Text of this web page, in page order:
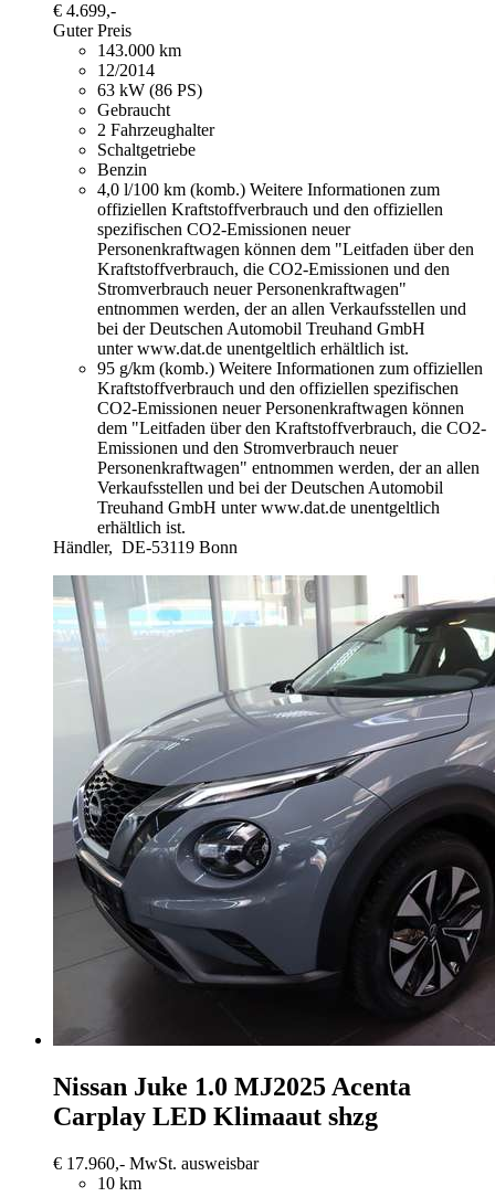
€ 4.699,-
Guter Preis
143.000 km
12/2014
63 kW (86 PS)
Gebraucht
2 Fahrzeughalter
Schaltgetriebe
Benzin
4,0 l/100 km (komb.) Weitere Informationen zum
offiziellen Kraftstoffverbrauch und den offiziellen
spezifischen CO2-Emissionen neuer
Personenkraftwagen können dem "Leitfaden über den
Kraftstoffverbrauch, die CO2-Emissionen und den
Stromverbrauch neuer Personenkraftwagen"
entnommen werden, der an allen Verkaufsstellen und
bei der Deutschen Automobil Treuhand GmbH
unter www.dat.de unentgeltlich erhältlich ist.
95 g/km (komb.) Weitere Informationen zum offiziellen
Kraftstoffverbrauch und den offiziellen spezifischen
CO2-Emissionen neuer Personenkraftwagen können
dem "Leitfaden über den Kraftstoffverbrauch, die CO2-
Emissionen und den Stromverbrauch neuer
Personenkraftwagen" entnommen werden, der an allen
Verkaufsstellen und bei der Deutschen Automobil
Treuhand GmbH unter www.dat.de unentgeltlich
erhältlich ist.
Händler, DE-53119 Bonn
Nissan Juke 1.0 MJ2025 Acenta
Carplay LED Klimaaut shzg
€ 17.960,- MwSt. ausweisbar
10 km